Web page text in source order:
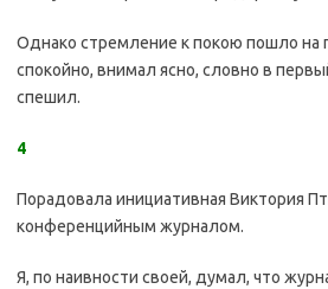
Однако стремление к покою пошло на
спокойно, внимал ясно, словно в
спешил.
4
Порадовала инициативная Виктория
конференцийным журналом.
Я, по наивности своей, думал, что